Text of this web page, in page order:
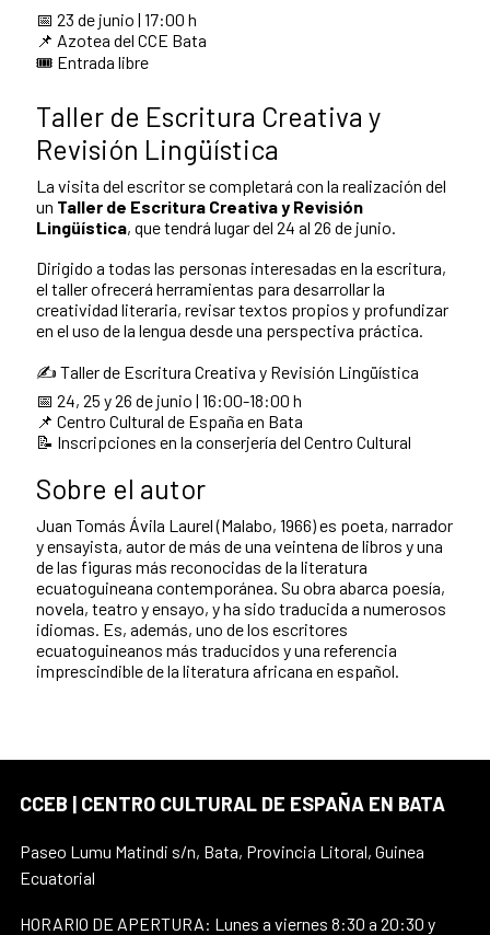
📅 23 de junio | 17:00 h
📌 Azotea del CCE Bata
🎟️ Entrada libre
Taller de Escritura Creativa y
Revisión Lingüística
La visita del escritor se completará con la realización del
un Taller de Escritura Creativa y Revisión
Lingüística, que tendrá lugar del 24 al 26 de junio.
Dirigido a todas las personas interesadas en la escritura,
el taller ofrecerá herramientas para desarrollar la
creatividad literaria, revisar textos propios y profundizar
en el uso de la lengua desde una perspectiva práctica.
✍️ Taller de Escritura Creativa y Revisión Lingüística
📅 24, 25 y 26 de junio | 16:00-18:00 h
📌 Centro Cultural de España en Bata
📝 Inscripciones en la conserjería del Centro Cultural
Sobre el autor
Juan Tomás Ávila Laurel (Malabo, 1966) es poeta, narrador
y ensayista, autor de más de una veintena de libros y una
de las figuras más reconocidas de la literatura
ecuatoguineana contemporánea. Su obra abarca poesía,
novela, teatro y ensayo, y ha sido traducida a numerosos
idiomas. Es, además, uno de los escritores
ecuatoguineanos más traducidos y una referencia
imprescindible de la literatura africana en español.
CCEB | CENTRO CULTURAL DE ESPAÑA EN BATA
Paseo Lumu Matindi s/n, Bata, Provincia Litoral, Guinea
Ecuatorial
HORARIO DE APERTURA: Lunes a viernes 8:30 a 20:30 y